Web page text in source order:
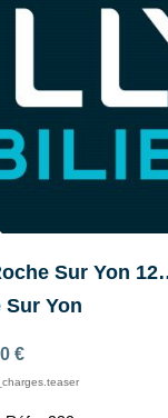
Cession De Bail
Sur Yon
€